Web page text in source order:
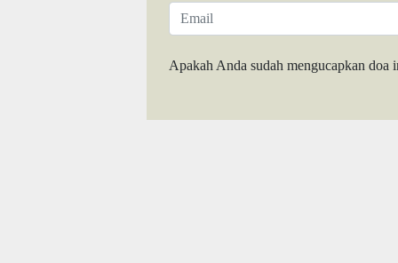
Apakah Anda sudah mengucapkan doa